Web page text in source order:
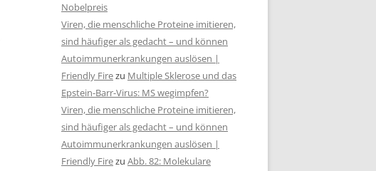
Nobelpreis
Viren, die menschliche Proteine imitieren,
sind häufiger als gedacht – und können
Autoimmunerkrankungen auslösen |
Friendly Firezu Multiple Sklerose und das
Epstein-Barr-Virus: MS wegimpfen?
Viren, die menschliche Proteine imitieren,
sind häufiger als gedacht – und können
Autoimmunerkrankungen auslösen |
Friendly Firezu Abb. 82: Molekulare